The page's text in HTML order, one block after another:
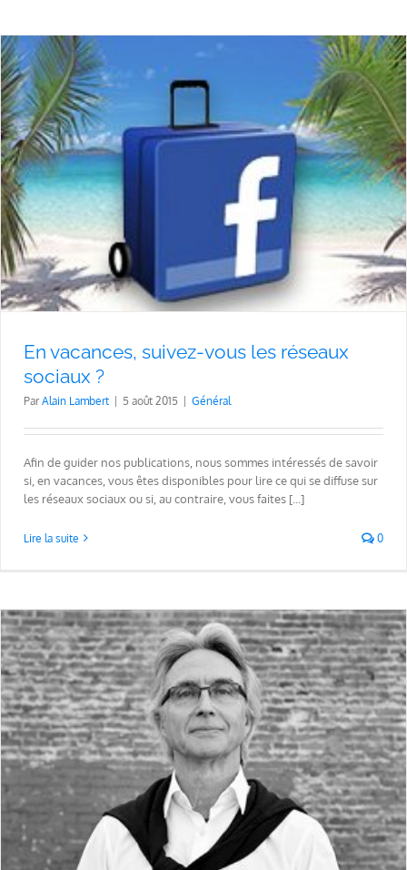
En vacances, suivez-vous les réseaux
sociaux ?
ParAlain Lambert 5 août 2015 Général
Afin de guider nos publications, nous sommes intéressés de savoir
si, en vacances, vous êtes disponibles pour lire ce qui se diffuse sur
les réseaux sociaux ou si, au contraire, vous faites [...]
Lire la suite 0